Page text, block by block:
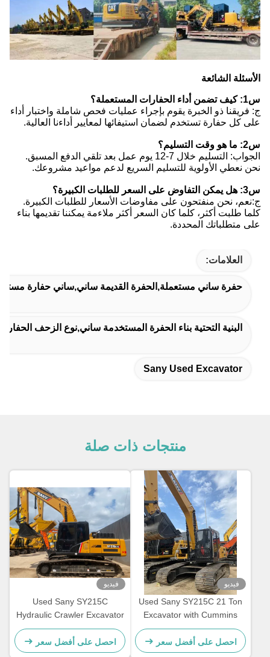
الأسئلة الشائعة
س1: كيف تضمن أداء الحفارات المستعملة؟
ج: فريقنا ذو الخبرة يقوم بإجراء عمليات فحص شاملة واختبار أداء
على كل حفارة تستخدم لضمان استيفائها لمعايير أداءنا العالية.
س2: ما هو وقت التسليم؟
الجواب: التسليم خلال 7-12 يوم عمل بعد تلقي الدفع المسبق.
نحن نعطي الأولوية للتسليم السريع لدعم مواعيد مشروعك.
س3: هل يمكن التفاوض على السعر للطلبات الكبيرة؟
ج:نعم، نحن منفتحون على مفاوضات الأسعار للطلبات الكبيرة.
كلما طلبت أكثر، كلما كان السعر أكثر ملاءمة يمكننا تقديمها بناء
على متطلباتك المحددة.
العلامات:
حفرة ساني مستعملة,الحفرة القديمة ساني,ساني حفارة
البنية التحتية بناء الحفرة المستخدمة ساني,نوع الزحف الحفار المستخدم ساني 215,21900 كجم
Sany Used Excavator
منتجات ذات صلة
فيديو
Used Sany SY215C 21 Ton
Excavator with Cummins
QSB6.7 Engine and 114 kw
Power for Construction
Projects
احصل على أفضل سعر
فيديو
Used Sany SY215C
Hydraulic Crawler Excavator
with Cummins QSB6.7
Engine 21800kg Working
Weight and 114 kw Power
احصل على أفضل سعر